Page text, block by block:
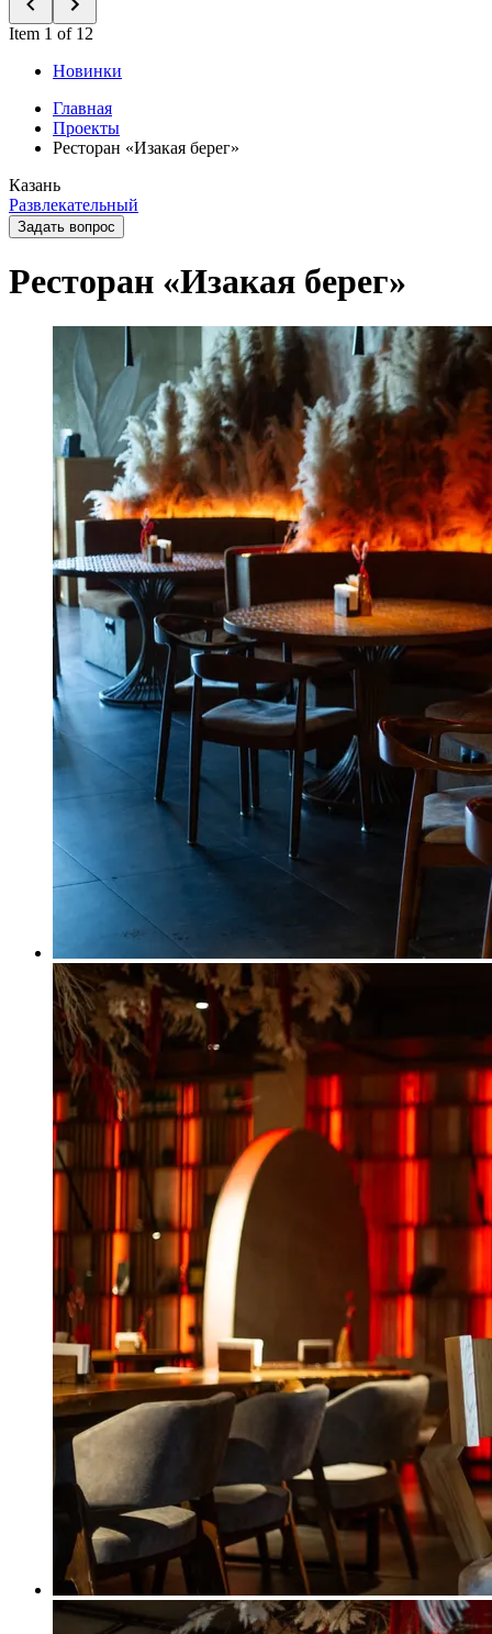
Item 1 of 12
Новинки
Главная
Проекты
Ресторан «Изакая берег»
Казань
Развлекательный
Задать вопрос
Ресторан «Изакая берег»